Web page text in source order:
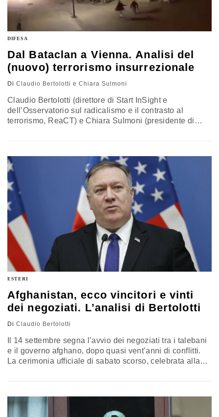
DIFESA
Dal Bataclan a Vienna. Analisi del
(nuovo) terrorismo insurrezionale
Di Claudio Bertolotti e Chiara Sulmoni
Claudio Bertolotti (direttore di Start InSight e
dell’Osservatorio sul radicalismo e il contrasto al
terrorismo, ReaCT) e Chiara Sulmoni (presidente di
insurrezionale, che si impone come fenomeno sociale e
che si basa su azioni individuali ed emulative”
ESTERI
Afghanistan, ecco vincitori e vinti
dei negoziati. L’analisi di Bertolotti
Di Claudio Bertolotti
Il 14 settembre segna l’avvio dei negoziati tra i talebani
e il governo afghano, dopo quasi vent’anni di conflitti.
La cerimonia ufficiale di sabato scorso, celebrata alla
“insorti” e infine “interlocutori”: i talebani, eredi del
movimento…